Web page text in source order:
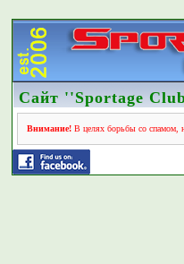
Сайт ''Sportage
Внимание! В целях борьбы со спамом,